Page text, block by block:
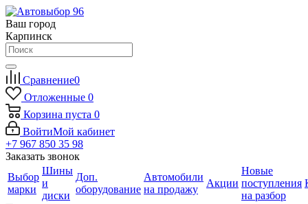
Ваш город
Карпинск
Сравнение0
Отложенные 0
Корзина пуста 0
ВойтиМой кабинет
+7 967 850 35 98
Заказать звонок
Выбор
марки
Шины
и
диски
Доп.
оборудование
Автомобили
на продажу
Акции
Новые
поступления
на разбор